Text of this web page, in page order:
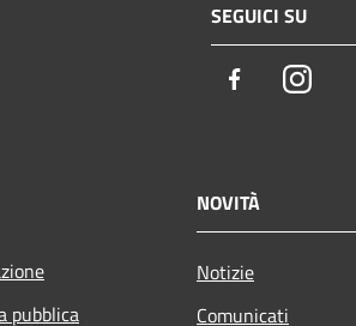
SEGUICI SU
Facebook
pubblica
NOVITÀ
Notizie
Comunicati